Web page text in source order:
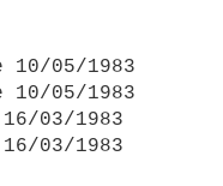
10/05/1983
10/05/1983
03/1983
03/1983